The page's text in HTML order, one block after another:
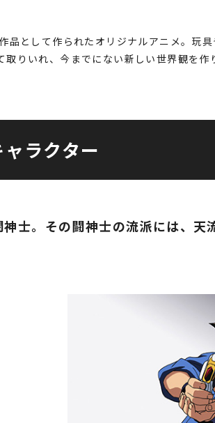
として作られたオリジナルアニメ。玩
りいれ、今までにない新しい世界観を
ャラクター
士。その闘神士の流派には、天